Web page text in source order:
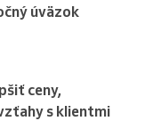
úväzok
ceny,
s klientmi